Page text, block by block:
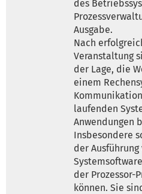
des
Ausgabe.
Nach
Veranstaltung
der Lage, die
einem
laufenden
Anwendungen
Insbesondere
der
der Prozessor-
können. Sie